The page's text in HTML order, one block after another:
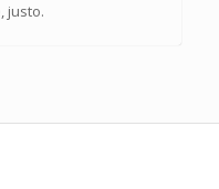
justo.